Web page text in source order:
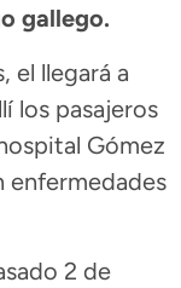
gallego.
el llegará a
los pasajeros
Gómez
enfermedades
2 de